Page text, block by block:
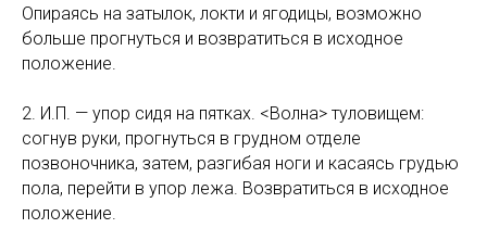
Опираясь на затылок, локти и ягодицы, возможно
больше прогнуться и возвратиться в исходное
положение.
2. И.П. — упор сидя на пятках. <Волна> туловищем:
согнув руки, прогнуться в грудном отделе
позвоночника, затем, разгибая ноги и касаясь грудью
пола, перейти в упор лежа. Возвратиться в исходное
положение.